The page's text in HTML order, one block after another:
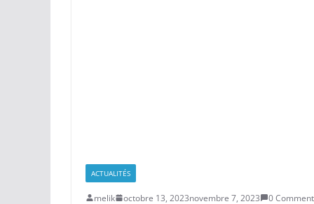
ACTUALITÉS
melik octobre 13, 2023novembre 7, 2023 0